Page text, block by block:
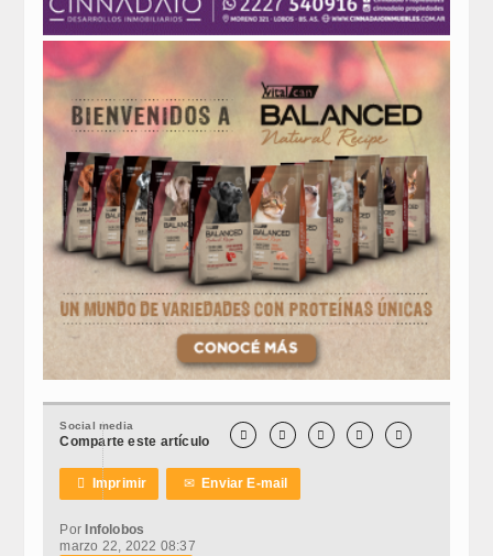
Social media
Comparte este artículo     
 Imprimir ✉Enviar E-mail
Por Infolobos
marzo 22, 2022 08:37